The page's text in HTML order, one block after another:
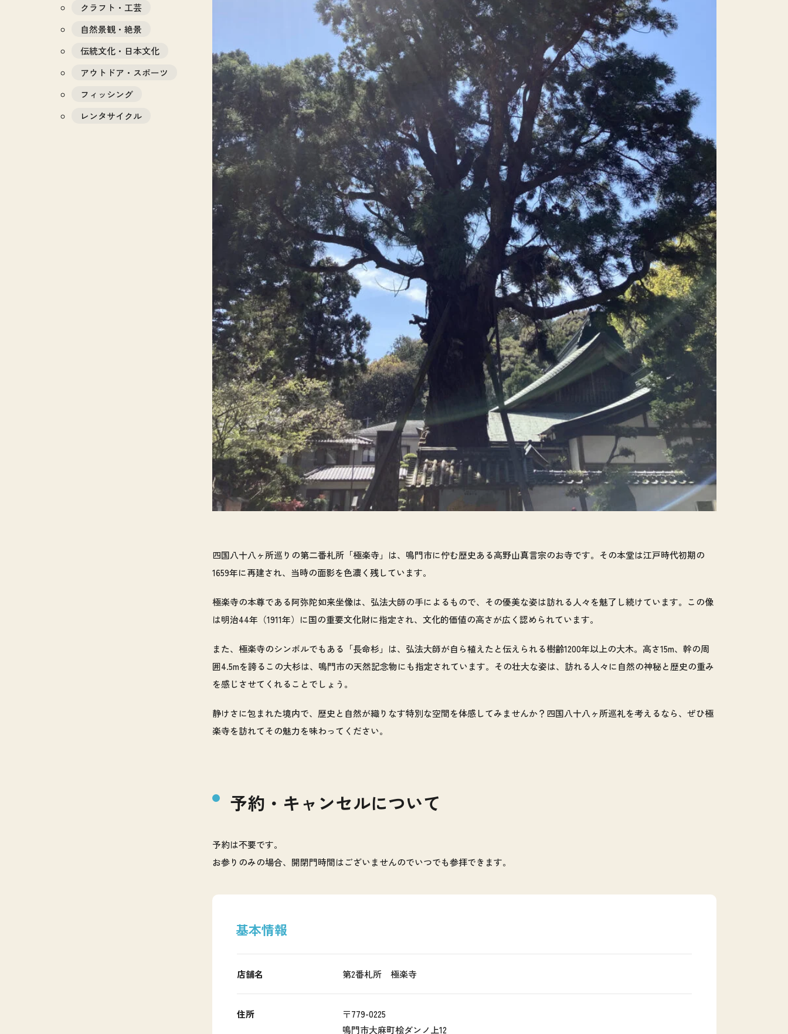
クラフト・工芸
自然景観・絶景
伝統文化・日本文化
アウトドア・スポーツ
フィッシング
レンタサイクル
四国八十八ヶ所巡りの第二番札所「極楽寺」は、鳴門市に佇む歴史ある高野山真言宗のお寺です。その本堂は江戸時代初期の
1659年に再建され、当時の面影を色濃く残しています。
極楽寺の本尊である阿弥陀如来坐像は、弘法大師の手によるもので、その優美な姿は訪れる人々を魅了し続けています。この像
は明治44年（1911年）に国の重要文化財に指定され、文化的価値の高さが広く認められています。
また、極楽寺のシンボルでもある「長命杉」は、弘法大師が自ら植えたと伝えられる樹齢1200年以上の大木。高さ15m、幹の周
囲4.5mを誇るこの大杉は、鳴門市の天然記念物にも指定されています。その壮大な姿は、訪れる人々に自然の神秘と歴史の重み
を感じさせてくれることでしょう。
静けさに包まれた境内で、歴史と自然が織りなす特別な空間を体感してみませんか？四国八十八ヶ所巡礼を考えるなら、ぜひ極
楽寺を訪れてその魅力を味わってください。
予約・キャンセルについて
予約は不要です。
お参りのみの場合、開閉門時間はございませんのでいつでも参拝できます。
基本情報
店舗名 第2番札所 極楽寺
住所
〒779-0225
鳴門市大麻町桧ダンノ上12